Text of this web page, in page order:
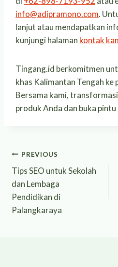
info@adipramono.com.
lanjut atau mendapatkan
kunjungi halaman kontak
Tingang.id berkomitmen
khas Kalimantan Tengah ke
Bersama kami,
produk Anda dan buka pintu
Post
navigation
PREVIOUS
Tips SEO untuk Sekolah
dan Lembaga
Pendidikan di
Palangkaraya